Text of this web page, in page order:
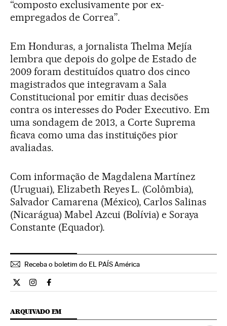
“composto exclusivamente por ex-
empregados de Correa”.
Em Honduras, a jornalista Thelma Mejía
lembra que depois do golpe de Estado de
2009 foram destituídos quatro dos cinco
magistrados que integravam a Sala
Constitucional por emitir duas decisões
contra os interesses do Poder Executivo. Em
uma sondagem de 2013, a Corte Suprema
ficava como uma das instituições pior
avaliadas.
Com informação de Magdalena Martínez
(Uruguai), Elizabeth Reyes L. (Colômbia),
Salvador Camarena (México), Carlos Salinas
(Nicarágua) Mabel Azcui (Bolívia) e Soraya
Constante (Equador).
Receba o boletim do EL PAÍS América
Internacional El País Brasil en Twitter
Internacional El País Brasil en Instagram
Internacional El País Brasil en Facebook
ARQUIVADO EM